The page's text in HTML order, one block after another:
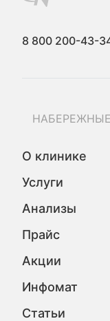
8 800 200-43-
О клинике
Услуги
Анализы
Прайс
Акции
Инфомат
Статьи